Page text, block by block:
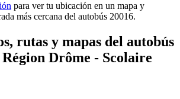
para ver tu ubicación en un mapa y
más cercana del autobús 20016.
rutas y mapas del autobús
Drôme - Scolaire